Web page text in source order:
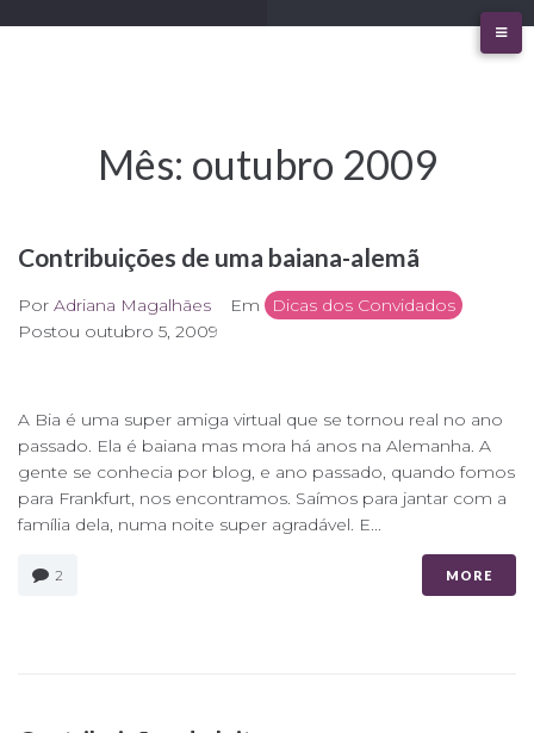
Mês: outubro 2009
Contribuições de uma baiana-alemã
Por Adriana Magalhães Em
Dicas dos Convidados
Postou outubro 5, 2009
A Bia é uma super amiga virtual que se tornou real no ano
passado. Ela é baiana mas mora há anos na Alemanha. A
gente se conhecia por blog, e ano passado, quando fomos
para Frankfurt, nos encontramos. Saímos para jantar com a
família dela, numa noite super agradável. E...
2 MORE